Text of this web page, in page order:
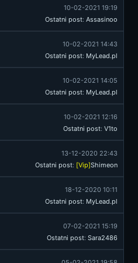
10-02-2021 19:19
Ostatni post: Assasinoo
10-02-2021 14:43
Ostatni post: MyLead.pl
10-02-2021 14:05
Ostatni post: MyLead.pl
10-02-2021 12:16
Ostatni post: V1to
13-12-2020 22:43
Ostatni post: [Vip]Shimeon
18-12-2020 10:11
Ostatni post: MyLead.pl
07-02-2021 15:19
Ostatni post: Sara2486